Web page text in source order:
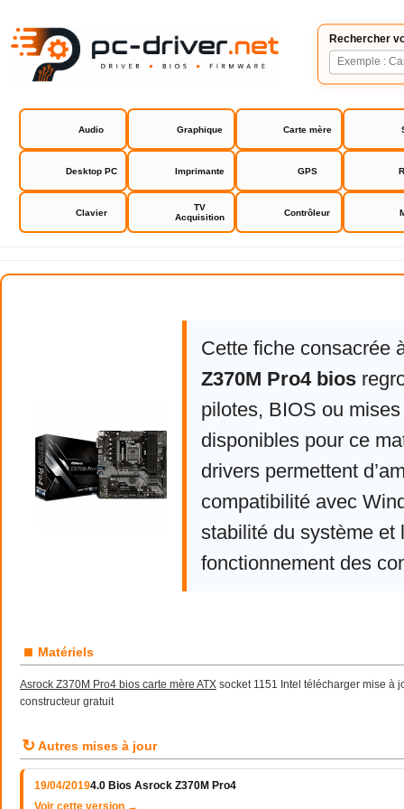
Rechercher
Audio Graphique Carte mère
Desktop PC Imprimante GPS
Clavier
TV
Acquisition
Contrôleur
Asrock Z370M Pro4 bios
Cette fiche consacrée
Z370M Pro4 bios
pilotes, BIOS ou
disponibles pour ce
drivers permettent
compatibilité avec
stabilité du système et
fonctionnement des
■ Matériels
Asrock Z370M Pro4 bios carte mère ATX socket 1151 Intel télécharger mise à
constructeur gratuit
↻ Autres mises à jour
19/04/20194.0 Bios Asrock Z370M Pro4
Voir cette version →